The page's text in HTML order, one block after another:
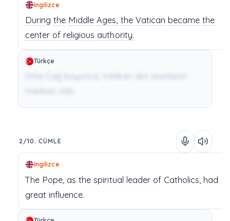
İngilizce
During the Middle Ages, the Vatican became the
center of religious authority.
Türkçe
2/10. CÜMLE
İngilizce
The Pope, as the spiritual leader of Catholics, had
great influence.